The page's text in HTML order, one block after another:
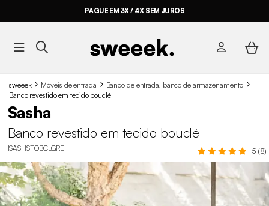
PAGUE EM 3X / 4X SEM JUROS
sweeek Móveis de entrada
Banco de entrada, banco de armazenamento
Banco revestido em tecido bouclé
Sasha
Banco revestido em tecido bouclé
ISASHSTOBCLGRE 5 (8)